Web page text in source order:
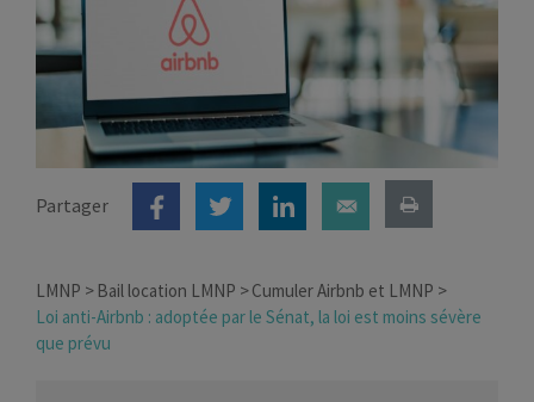
Partager
LMNP Bail location LMNP
Cumuler Airbnb et LMNP
Loi anti-Airbnb : adoptée par le Sénat, la loi est moins sévère
que prévu